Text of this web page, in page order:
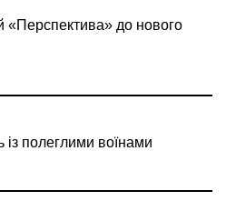
«Перспектива» до нового
полеглими воїнами